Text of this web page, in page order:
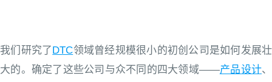
我们研究了DTC领域曾经规模很小的初创公司是如何发展壮
大的。确定了这些公司与众不同的四大领域——产品设计、